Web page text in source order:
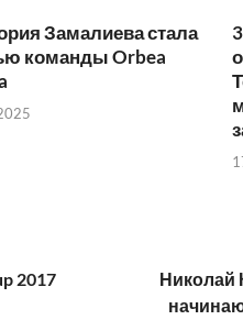
Замалиева стала
команды Orbea
2017
Николай
начинаю